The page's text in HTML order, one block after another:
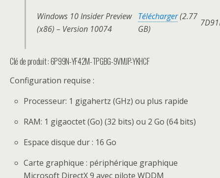
Windows 10 Insider Preview
(x86) – Version 10074
Télécharger(2.77
GB)
Clé de produit : 6P99N-YF42M-TPGBG-9VMJP-YKHCF
Configuration requise :
Processeur: 1 gigahertz (GHz) ou plus rapide
RAM: 1 gigaoctet (Go) (32 bits) ou 2 Go (64 bits)
Espace disque dur : 16 Go
Carte graphique : périphérique graphique
Microsoft DirectX 9 avec pilote WDDM